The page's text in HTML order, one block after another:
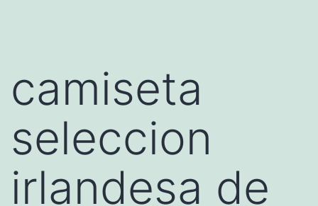
camiseta
seleccion
irlandesa de